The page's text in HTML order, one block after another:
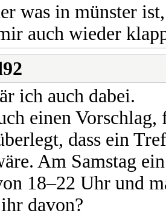
was in münster
auch wieder
ich auch dabei.
einen
dass ein
Am Samstag
18–22 Uhr und
davon?